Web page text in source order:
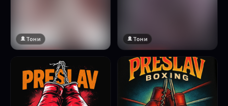
Натисни за преглед
Тони
🔞 18+
Натисни за преглед
Тони